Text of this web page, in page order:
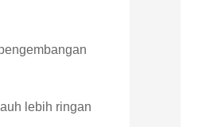
lebih ringan